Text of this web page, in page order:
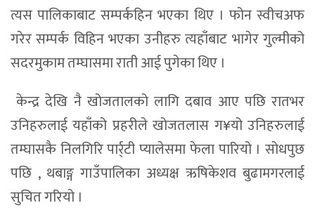
त्यस पालिकाबाट सम्पर्कहिन भएका थिए । फोन स्वीचअफ
गरेर सम्पर्क विहिन भएका उनीहरु त्यहाँबाट भागेर गुल्मीको
सदरमुकाम तम्घासमा राती आई पुगेका थिए ।
केन्द्र देखि नै खोजतालको लागि दबाव आए पछि रातभर
उनिहरुलाई यहाँको प्रहरीले खोजतलास ग¥यो उनिहरुलाई
तम्घासकै निलगिरि पार्र्टी प्यालेसमा फेला पारियो । सोधपुछ
पछि , थबाङ्ग गाउँपालिका अध्यक्ष ऋषिकेशव बुढामगरलाई
सुचित गरियो ।